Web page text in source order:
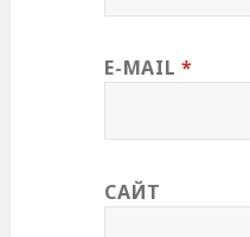
E-MAIL *
САЙТ